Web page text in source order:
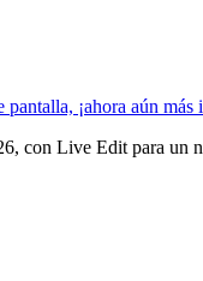
¡ahora aún más
con Live Edit para un